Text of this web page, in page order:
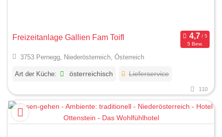
Freizeitanlage Gallien Fam Toifl
5 Bew.
3753 Pernegg, Niederösterreich, Österreich
Art der Küche: österreichisch Lieferservice
110